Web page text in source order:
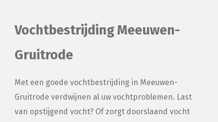
Vochtbestrijding Meeuwen-
Gruitrode
Met een goede vochtbestrijding in Meeuwen-
Gruitrode verdwijnen al uw vochtproblemen. Last
van opstijgend vocht? Of zorgt doorslaand vocht